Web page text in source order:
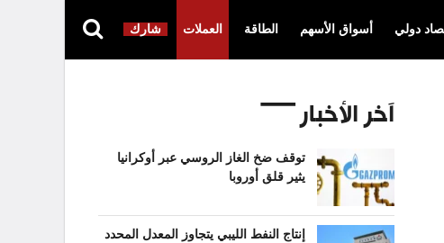
دولي أسواق الأسهم الطاقة العملات شارك
آخر الأخبار
توقف ضخ الغاز الروسي عبر أوكرانيا
يثير قلق أوروبا
إنتاج النفط الليبي يتجاوز المعدل المحدد